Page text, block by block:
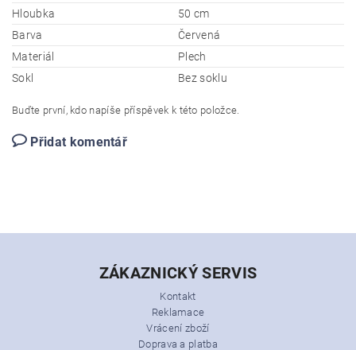
Hloubka
50 cm
Barva
Červená
Materiál
Plech
Sokl
Bez soklu
Buďte první, kdo napíše příspěvek k této položce.
Přidat komentář
ZÁKAZNICKÝ SERVIS
Kontakt
Reklamace
Vrácení zboží
Doprava a platba